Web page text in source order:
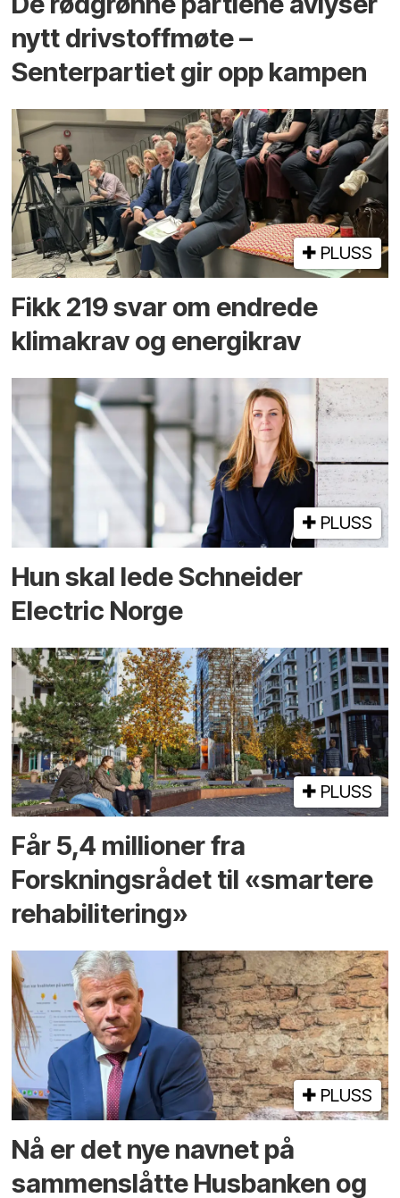
nytt drivstoffmøte –
Senterpartiet gir opp kampen
PLUSS
Fikk 219 svar om endrede
klimakrav og energikrav
PLUSS
Hun skal lede Schneider
Electric Norge
PLUSS
Får 5,4 millioner fra
Forskningsrådet til «smartere
rehabilitering»
PLUSS
Nå er det nye navnet på
sammenslåtte Husbanken og